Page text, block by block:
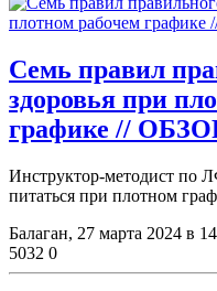
Семь правил
здоровья при
графике //
​Инструктор-методист по
питаться при плотном
Балаган, 27 марта 2024 в
5032 0